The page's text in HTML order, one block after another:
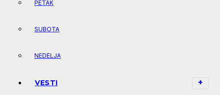
PETAK
SUBOTA
NEDELJA
VESTI